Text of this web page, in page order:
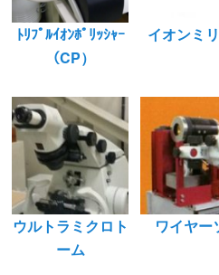
ﾄﾘﾌﾟﾙｲｵﾝﾎﾟﾘｯｼｬｰ
（CP）
イオンミ
ウルトラミクロト
ーム
ワイヤー